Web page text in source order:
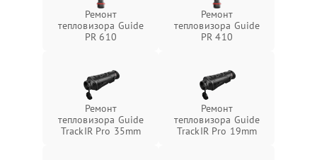
Ремонт
тепловизора Guide
PR 610
Ремонт
тепловизора Guide
PR 410
Ремонт
тепловизора Guide
TrackIR Pro 35mm
Ремонт
тепловизора Guide
TrackIR Pro 19mm